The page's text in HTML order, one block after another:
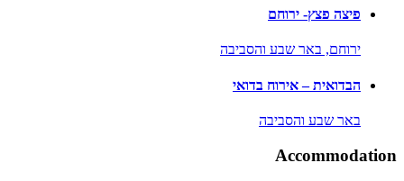
פיצה פצץ- ירוחם
ירוחם, באר שבע והסביבה
הבדואית – אירוח בדואי
באר שבע והסביבה
Accommodation